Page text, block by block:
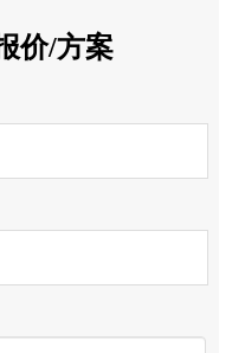
价/方案